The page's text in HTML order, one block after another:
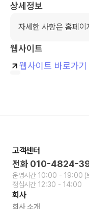
상세정보
자세한 사항은 홈페
웹사이트
웹사이트 바로가기
고객센터
전화 010-4824-
운영시간 10:00 - 19:00 (
점심시간 12:30 - 14:00
회사
회사 소개